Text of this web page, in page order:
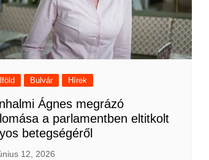
Bulvár Hírek
Ágnes megrázó
a parlamentben eltitkolt
betegségéről
12, 2026